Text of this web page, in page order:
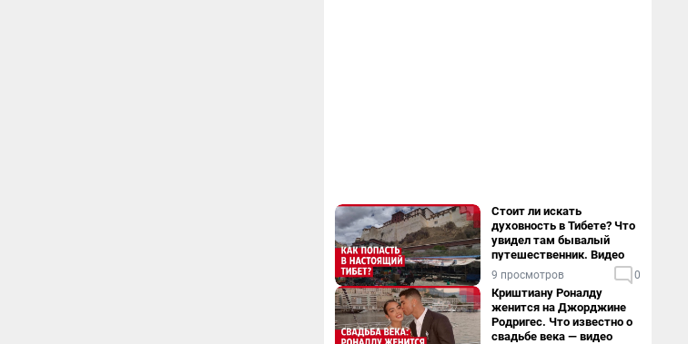
Стоит ли искать
духовность в Тибете? Что
увидел там бывалый
путешественник. Видео
9 просмотров 0
Криштиану Роналду
женится на Джорджине
Родригес. Что известно о
свадьбе века — видео